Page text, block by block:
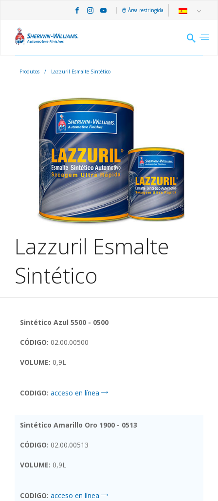
Área restringida
Produtos / Lazzuril Esmalte Sintético
Lazzuril Esmalte
Sintético
Sintético Azul 5500 - 0500
CÓDIGO: 02.00.00500
VOLUME: 0,9L
CODIGO: acceso en línea
Sintético Amarillo Oro 1900 - 0513
CÓDIGO: 02.00.00513
VOLUME: 0,9L
CODIGO: acceso en línea